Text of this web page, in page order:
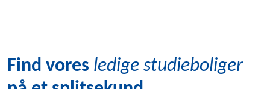
Find vores ledige studieboliger